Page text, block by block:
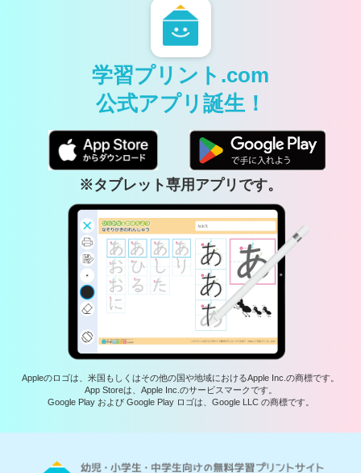
学習プリント.com
公式アプリ誕生！
※タブレット専用アプリです。
Appleのロゴは、米国もしくはその他の国や地域におけるApple Inc.の商標です。
App Storeは、Apple Inc.のサービスマークです。
Google Play および Google Play ロゴは、Google LLC の商標です。